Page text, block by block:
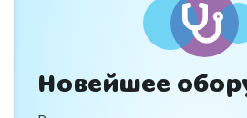
Новейшее